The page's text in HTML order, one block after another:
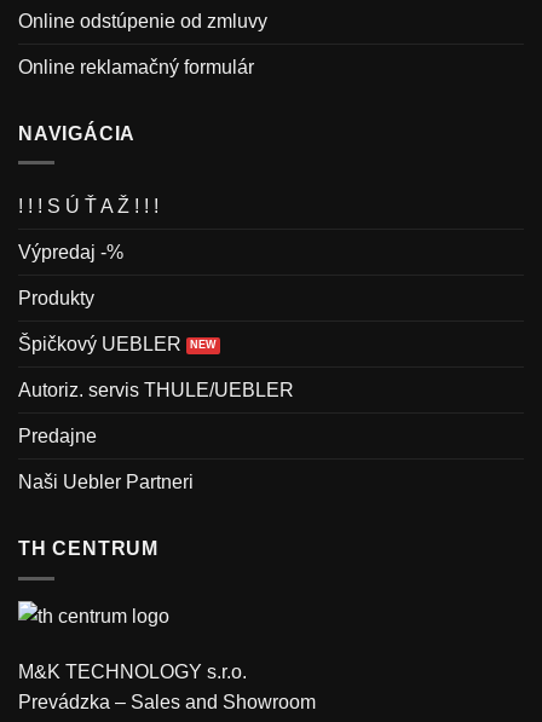
Online odstúpenie od zmluvy
Online reklamačný formulár
NAVIGÁCIA
! ! ! S Ú Ť A Ž ! ! !
Výpredaj -%
Produkty
Špičkový UEBLER
Autoriz. servis THULE/UEBLER
Predajne
Naši Uebler Partneri
TH CENTRUM
M&K TECHNOLOGY s.r.o.
Prevádzka – Sales and Showroom